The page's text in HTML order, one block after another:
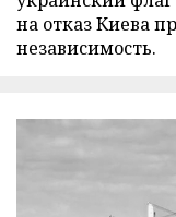
на отказ Киева
независимость.